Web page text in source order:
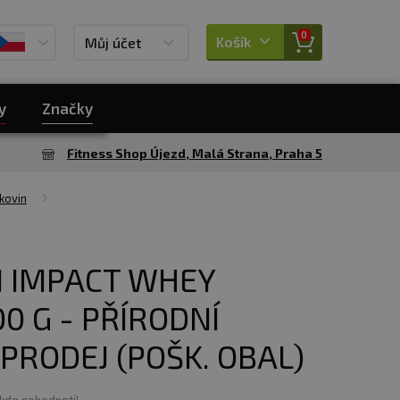
Můj účet Košík 0
Značky
Fitness Shop Újezd, Malá Strana, Praha 5
WHEY
G - PŘÍRODNÍ
(POŠK. OBAL)